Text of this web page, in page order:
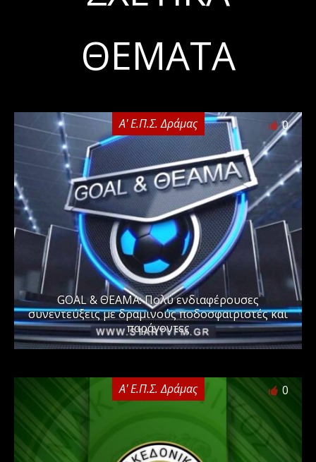
ΘΈΜΑΤΑ
Α' Ε.Π.Σ. Δράμας 0
GOAL & ΘΕΑΜΑ: Πολύ ενδιαφέρουσες
συνεντεύξεις με δραμινούς ποδοσφαιριστές και
παράγοντες
Α' Ε.Π.Σ. Δράμας 0